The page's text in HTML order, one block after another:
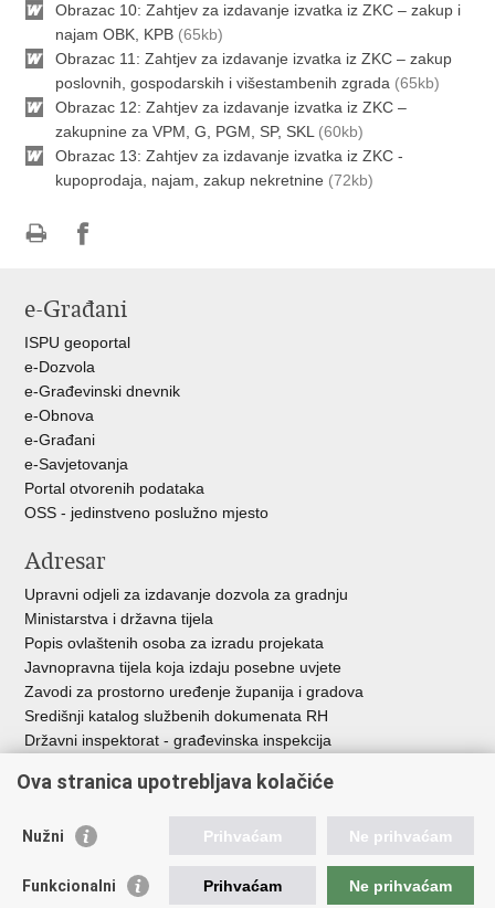
Obrazac 10: Zahtjev za izdavanje izvatka iz ZKC – zakup i
najam OBK, KPB (65kb)
Obrazac 11: Zahtjev za izdavanje izvatka iz ZKC – zakup
poslovnih, gospodarskih i višestambenih zgrada (65kb)
Obrazac 12: Zahtjev za izdavanje izvatka iz ZKC –
zakupnine za VPM, G, PGM, SP, SKL (60kb)
Obrazac 13: Zahtjev za izdavanje izvatka iz ZKC -
kupoprodaja, najam, zakup nekretnine (72kb)
FacebookuTwitteru
e-Građani
ISPU geoportal
e-Dozvola
e-Građevinski dnevnik
e-Obnova
e-Građani
e-Savjetovanja
Portal otvorenih podataka
OSS - jedinstveno poslužno mjesto
Adresar
Upravni odjeli za izdavanje dozvola za gradnju
Ministarstva i državna tijela
Popis ovlaštenih osoba za izradu projekata
Javnopravna tijela koja izdaju posebne uvjete
Zavodi za prostorno uređenje županija i gradova
Središnji katalog službenih dokumenata RH
Državni inspektorat - građevinska inspekcija
Vlada Republike Hrvatske
Agencija za pravni promet i posredovanje nekretninama
Ova stranica upotrebljava kolačiće
Nužni Prihvaćam Ne prihvaćam
Funkcionalni Prihvaćam Ne prihvaćam